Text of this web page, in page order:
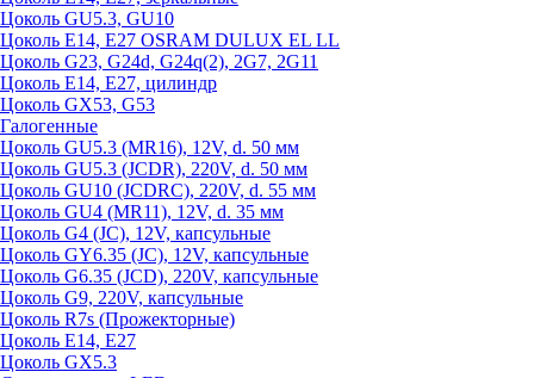
Цоколь GU5.3, GU10
Цоколь Е14, Е27 OSRAM DULUX EL LL
Цоколь G23, G24d, G24q(2), 2G7, 2G11
Цоколь Е14, Е27, цилиндр
Цоколь GX53, G53
Галогенные
Цоколь GU5.3 (MR16), 12V, d. 50 мм
Цоколь GU5.3 (JCDR), 220V, d. 50 мм
Цоколь GU10 (JCDRC), 220V, d. 55 мм
Цоколь GU4 (MR11), 12V, d. 35 мм
Цоколь G4 (JC), 12V, капсульные
Цоколь GY6.35 (JC), 12V, капсульные
Цоколь G6.35 (JCD), 220V, капсульные
Цоколь G9, 220V, капсульные
Цоколь R7s (Прожекторные)
Цоколь E14, E27
Цоколь GX5.3